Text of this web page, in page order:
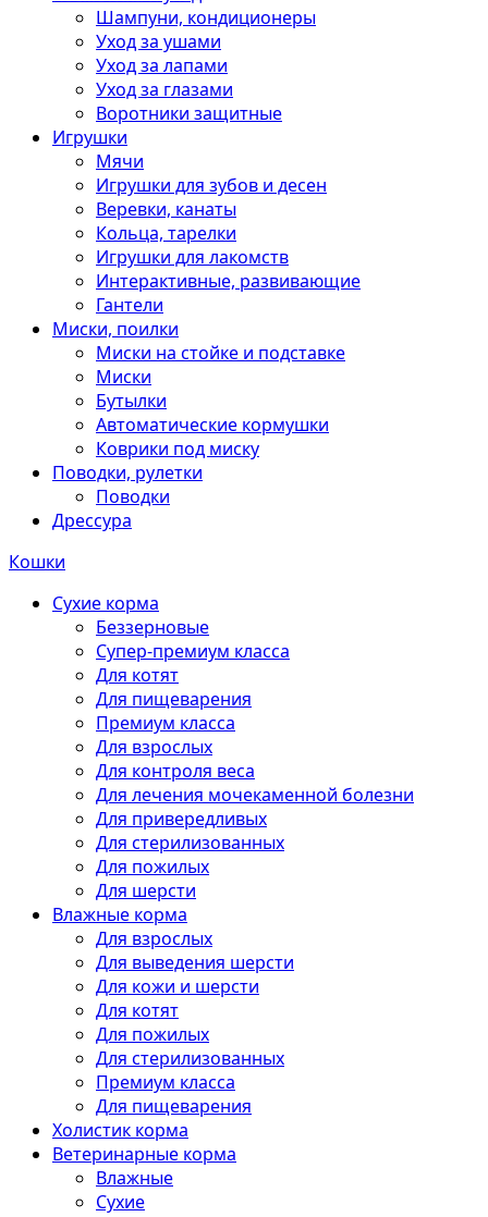
Шампуни, кондиционеры
Уход за ушами
Уход за лапами
Уход за глазами
Воротники защитные
Игрушки
Мячи
Игрушки для зубов и десен
Веревки, канаты
Кольца, тарелки
Игрушки для лакомств
Интерактивные, развивающие
Гантели
Миски, поилки
Миски на стойке и подставке
Миски
Бутылки
Автоматические кормушки
Коврики под миску
Поводки, рулетки
Поводки
Дрессура
Кошки
Сухие корма
Беззерновые
Супер-премиум класса
Для котят
Для пищеварения
Премиум класса
Для взрослых
Для контроля веса
Для лечения мочекаменной болезни
Для привередливых
Для стерилизованных
Для пожилых
Для шерсти
Влажные корма
Для взрослых
Для выведения шерсти
Для кожи и шерсти
Для котят
Для пожилых
Для стерилизованных
Премиум класса
Для пищеварения
Холистик корма
Ветеринарные корма
Влажные
Сухие